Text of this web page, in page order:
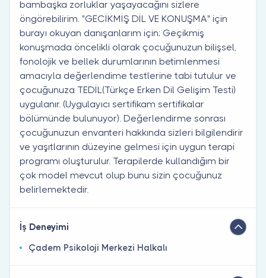
bambaşka zorluklar yaşayacağını sizlere
öngörebilirim. "GECİKMİŞ DİL VE KONUŞMA" için
burayı okuyan danışanlarım için; Geçikmiş
konuşmada öncelikli olarak çocuğunuzun bilişsel,
fonolojik ve bellek durumlarının betimlenmesi
amacıyla değerlendime testlerine tabi tutulur ve
çocuğunuza TEDİL(Türkçe Erken Dil Gelişim Testi)
uygulanır. (Uygulayıcı sertifikam sertifikalar
bölümünde bulunuyor). Değerlendirme sonrası
çocuğunuzun envanteri hakkında sizleri bilgilendirir
ve yaşıtlarının düzeyine gelmesi için uygun terapi
programı oluşturulur. Terapilerde kullandığım bir
çok model mevcut olup bunu sizin çocuğunuz
belirlemektedir.
İş Deneyimi
Çadem Psikoloji Merkezi Halkalı